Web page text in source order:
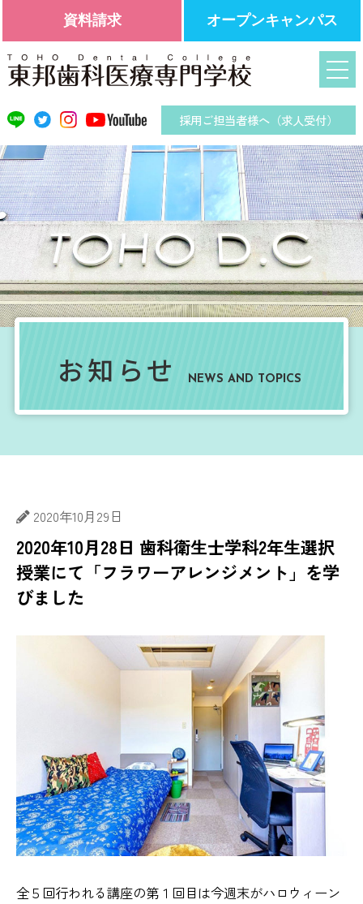
採用ご担当者様へ（求人受付）
お知らせ NEWS AND TOPICS
2020年10月29日
2020年10月28日 歯科衛生士学科2年生選択
授業にて「フラワーアレンジメント」を学
びました
全５回行われる講座の第１回目は今週末がハロウィーン
資料請求 オープンキャンパス